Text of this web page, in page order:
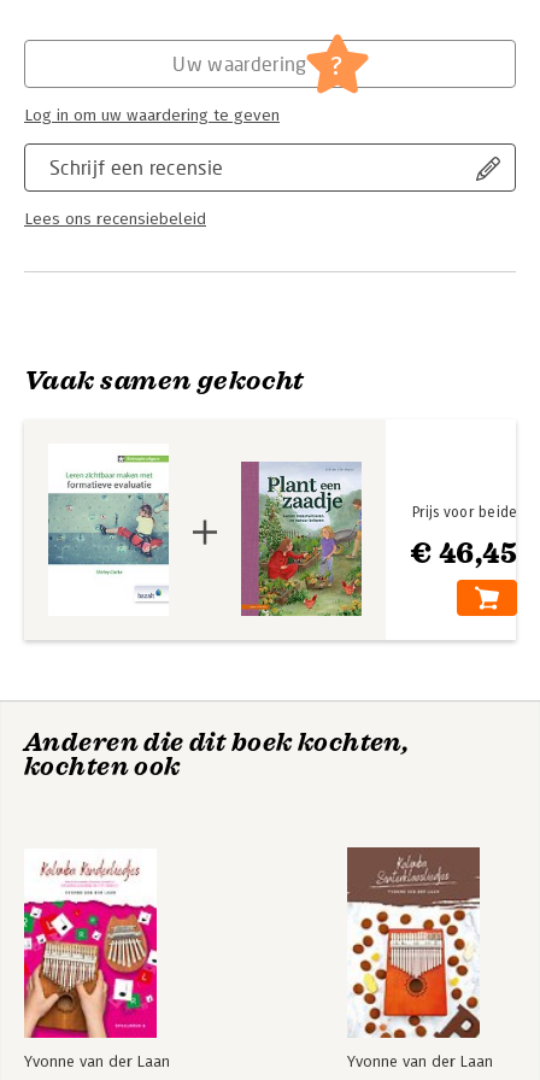
Non-fictie informatief/professioneel
Schrijf een recensie
Lees ons recensiebeleid
Uw waardering ?
Log in om uw waardering te geven
Vaak samen gekocht
€ 46,45
Prijs voor beide
Anderen die dit boek kochten,
kochten ook
Yvonne van der Laan Yvonne van der Laan